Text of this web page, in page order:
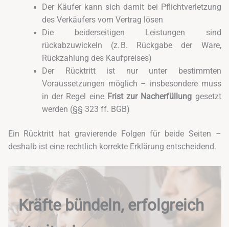
Der Käufer kann sich damit bei Pflichtverletzung
des Verkäufers vom Vertrag lösen
Die beiderseitigen Leistungen sind
rückabzuwickeln (z. B. Rückgabe der Ware,
Rückzahlung des Kaufpreises)
Der Rücktritt ist nur unter bestimmten
Voraussetzungen möglich – insbesondere muss
in der Regel eine Frist zur Nacherfüllung gesetzt
werden (§§ 323 ff. BGB)
Ein Rücktritt hat gravierende Folgen für beide Seiten –
deshalb ist eine rechtlich korrekte Erklärung entscheidend.
Kräfte bündeln, erfolgreich